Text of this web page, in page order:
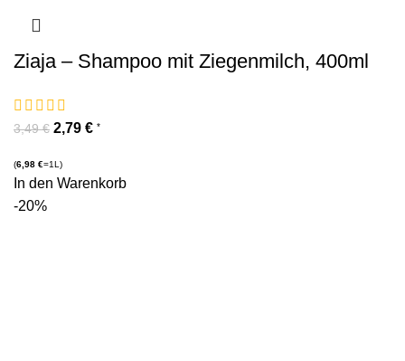
Ziaja – Shampoo mit Ziegenmilch, 400ml
3,49€ 2,79 € *
(6,98 €=1L)
In den Warenkorb
-20%